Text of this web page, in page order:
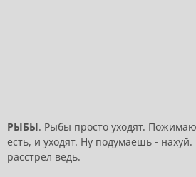
РЫБЫ. Рыбы просто уходят.
есть, и уходят. Ну подумаешь -
расстрел ведь.